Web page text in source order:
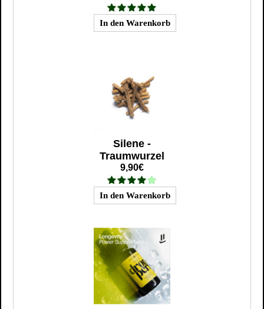
Silene -
Traumwurzel
9,90€